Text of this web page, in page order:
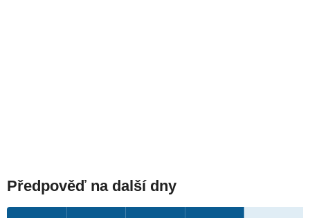
Předpověď na další dny